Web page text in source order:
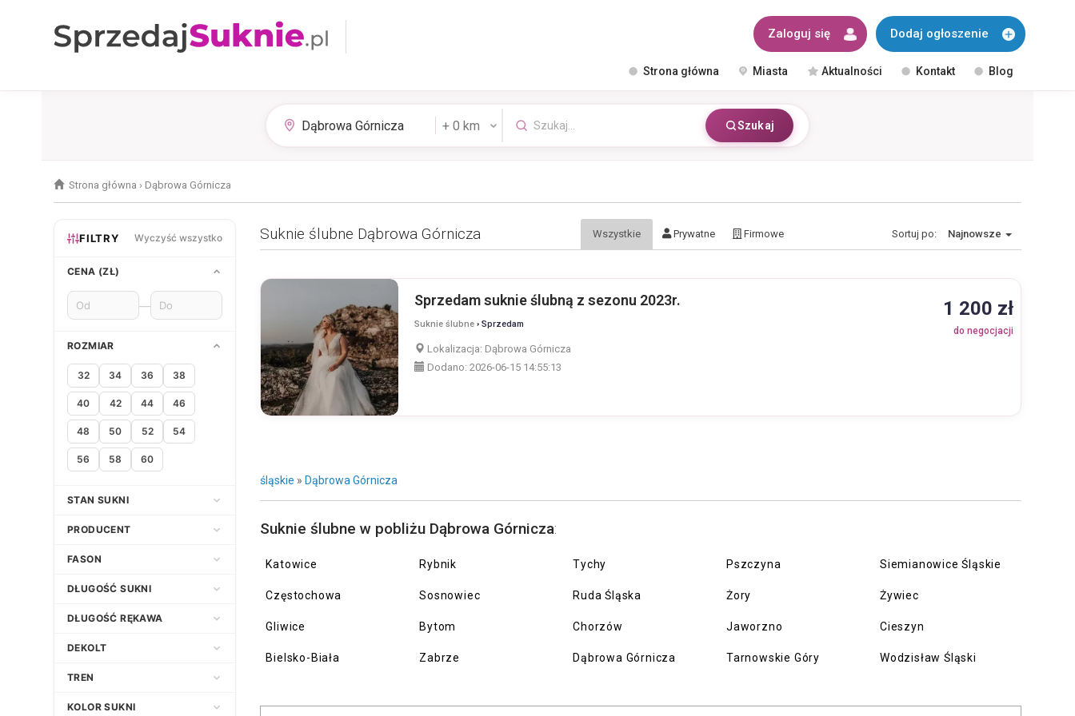
Zaloguj się Dodaj ogłoszenie
Strona główna Miasta Aktualności Kontakt Blog
Szukaj
Strona główna › Dąbrowa Górnicza
Suknie ślubne Dąbrowa Górnicza Wszystkie Prywatne Firmowe Sortuj po: Najnowsze
Sprzedam suknie ślubną z sezonu 2023r.
Suknie ślubne › Sprzedam
Lokalizacja: Dąbrowa Górnicza
Dodano: 2026-06-15 14:55:13
1 200 zł
do negocjacji
śląskie » Dąbrowa Górnicza
Suknie ślubne w pobliżu Dąbrowa Górnicza:
Katowice
Częstochowa
Gliwice
Bielsko-Biała
Rybnik
Sosnowiec
Bytom
Zabrze
Tychy
Ruda Śląska
Chorzów
Dąbrowa Górnicza
Pszczyna
Żory
Jaworzno
Tarnowskie Góry
Siemianowice Śląskie
Żywiec
Cieszyn
Wodzisław Śląski
FILTRY Wyczyść wszystko
CENA (ZŁ)
—
ROZMIAR
32 34 36 38
40 42 44 46
48 50 52 54
56 58 60
STAN SUKNI
Nowa
PRODUCENT
Adria
Afrodyta
Agora
FASON
Empire
Klasyczny
Prosta
Syrena
DŁUGOŚĆ SUKNI
Asymetryczna
DŁUGOŚĆ RĘKAWA
3/4
DEKOLT
Dekolt amerykański
TREN
Bez trenu
KOLOR SUKNI